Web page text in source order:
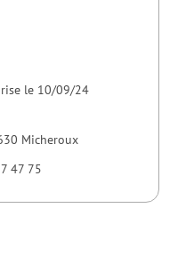
le 10/09/24
Micheroux
47 75